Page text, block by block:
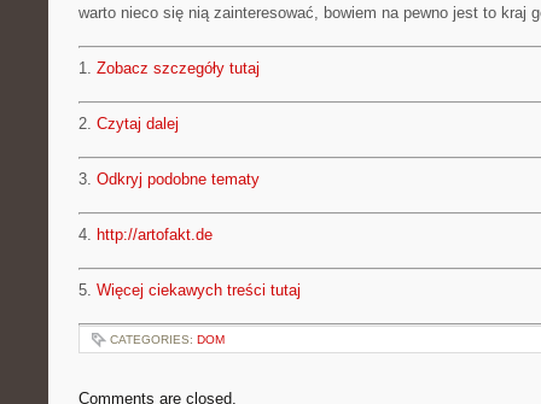
warto nieco się nią zainteresować, bowiem na pewno jest to kraj
1. Zobacz szczegóły tutaj
2. Czytaj dalej
3. Odkryj podobne tematy
4. http://artofakt.de
5. Więcej ciekawych treści tutaj
CATEGORIES: DOM
Comments are closed.